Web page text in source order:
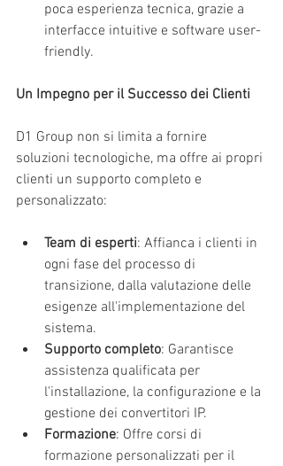
poca esperienza tecnica, grazie a
interfacce intuitive e software user-
friendly.
Un Impegno per il Successo dei Clienti
D1 Group non si limita a fornire
soluzioni tecnologiche, ma offre ai propri
clienti un supporto completo e
personalizzato:
Team di esperti: Affianca i clienti in
ogni fase del processo di
transizione, dalla valutazione delle
esigenze all'implementazione del
sistema.
Supporto completo: Garantisce
assistenza qualificata per
l'installazione, la configurazione e la
gestione dei convertitori IP.
Formazione: Offre corsi di
formazione personalizzati per il